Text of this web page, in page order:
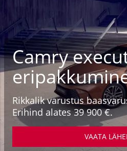
Camry
Rikkalik varustus
Erihind alates 39 900 €.
VAATA